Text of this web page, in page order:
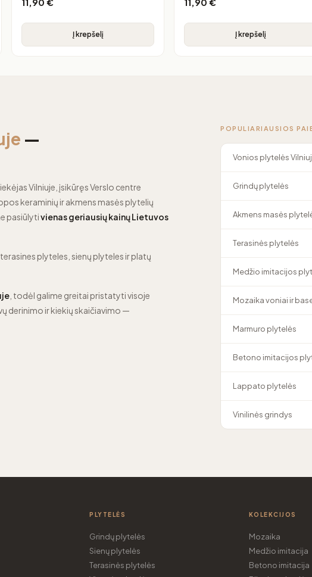
Į krepšelį Į krepšelį
—
Vilniuje, įsikūręs Verslo centre
keraminių ir akmens masės plytelių
pasiūlytivienas geriausių kainų Lietuvos
plyteles, sienų plyteles ir platų
, todėl galime greitai pristatyti visoje
derinimo ir kiekių skaičiavimo —
POPULIARIAUSIOS
Vonios plytelės
Grindų plytelės
Akmens masės
Terasinės plytelės
Medžio imitacijos
Mozaika voniai ir
Marmuro plytelės
Betono imitacijos
Lappato plytelės
Vinilinės grindys
PLYTELĖS
Grindų plytelės
Sienų plytelės
Terasinės plytelės
KOLEKCIJOS
Mozaika
Medžio imitacija
Betono imitacija